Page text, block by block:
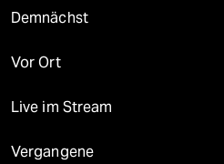
Demnächst
Vor Ort
Live im Stream
Vergangene